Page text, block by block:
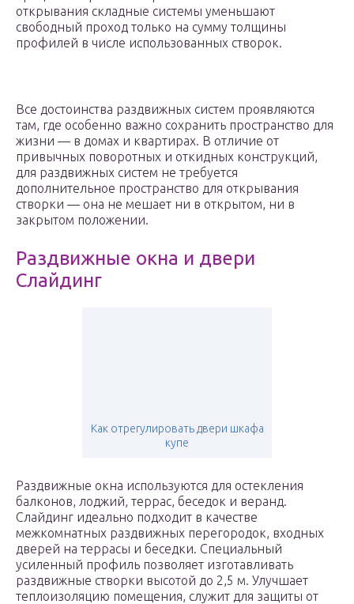
открывания складные системы уменьшают
свободный проход только на сумму толщины
профилей в числе использованных створок.
Все достоинства раздвижных систем проявляются
там, где особенно важно сохранить пространство для
жизни — в домах и квартирах. В отличие от
привычных поворотных и откидных конструкций,
для раздвижных систем не требуется
дополнительное пространство для открывания
створки — она не мешает ни в открытом, ни в
закрытом положении.
Раздвижные окна и двери
Слайдинг
Как отрегулировать двери шкафа
купе
Раздвижные окна используются для остекления
балконов, лоджий, террас, беседок и веранд.
Слайдинг идеально подходит в качестве
межкомнатных раздвижных перегородок, входных
дверей на террасы и беседки. Специальный
усиленный профиль позволяет изготавливать
раздвижные створки высотой до 2,5 м. Улучшает
теплоизоляцию помещения, служит для защиты от